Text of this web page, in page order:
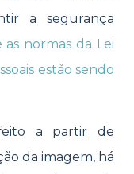
a segurança
normas da Lei
estão sendo
a partir de
da imagem, há